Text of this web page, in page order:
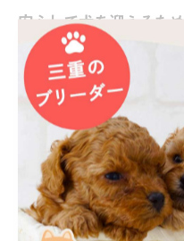
安心して犬を迎えるた
め
犬の販売は単なる商取引
る活動です。成功する
スタイルや希望に合っ
ん。ブリーダーとしては
適切なワクチン接種や健
きる環境を整えることが